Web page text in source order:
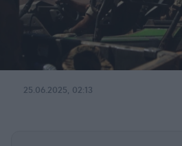
25.06.2025, 02:13